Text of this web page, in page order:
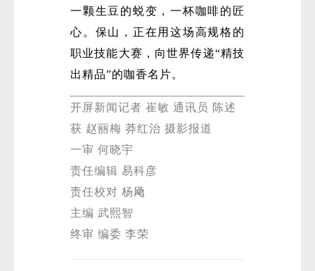
一颗生豆的蜕变，一杯咖啡的匠
心。保山，正在用这场高规格的
职业技能大赛，向世界传递“精技
出精品”的咖香名片。
开屏新闻记者 崔敏 通讯员 陈述
获 赵丽梅 莽红治 摄影报道
一审 何晓宇
责任编辑 易科彦
责任校对 杨飏
主编 武熙智
终审 编委 李荣